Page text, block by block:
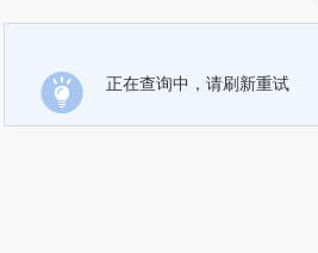
正在查询中，请刷新重试